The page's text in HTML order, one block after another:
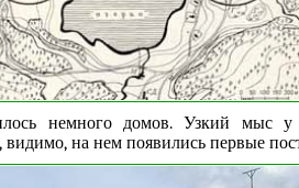
немного домов. Узкий мыс
видимо, на нем появились первые